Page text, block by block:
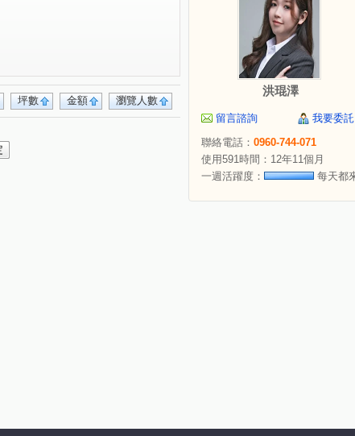
瀏覽人數
金額
坪數
洪琨澤
留言諮詢
我要委託
聯絡電話： 0960-744-071
使用591時間：12年11個月
一週活躍度：
每天都